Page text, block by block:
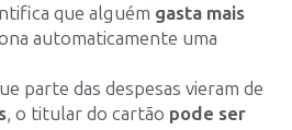
que alguém gasta mais
automaticamente uma
parte das despesas vieram de
, o titular do cartão pode ser